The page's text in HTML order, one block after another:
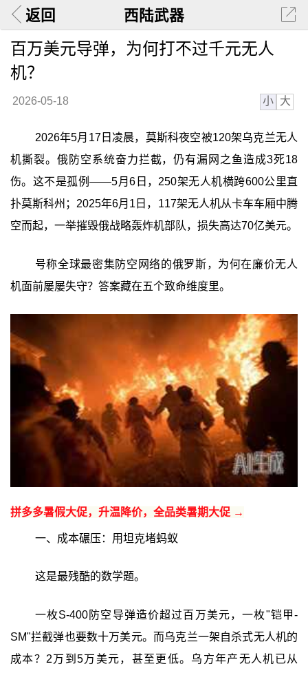
返回 西陆武器
百万美元导弹，为何打不过千元无人
机？
2026-05-18 小 大
2026年5月17日凌晨，莫斯科夜空被120架乌克兰无人
机撕裂。俄防空系统奋力拦截，仍有漏网之鱼造成3死18
伤。这不是孤例——5月6日，250架无人机横跨600公里直
扑莫斯科州；2025年6月1日，117架无人机从卡车车厢中腾
空而起，一举摧毁俄战略轰炸机部队，损失高达70亿美元。
号称全球最密集防空网络的俄罗斯，为何在廉价无人
机面前屡屡失守？答案藏在五个致命维度里。
拼多多暑假大促，升温降价，全品类暑期大促 →
一、成本碾压：用坦克堵蚂蚁
这是最残酷的数学题。
一枚S-400防空导弹造价超过百万美元，一枚"铠甲-
SM"拦截弹也要数十万美元。而乌克兰一架自杀式无人机的
成本？2万到5万美元，甚至更低。乌方年产无人机已从